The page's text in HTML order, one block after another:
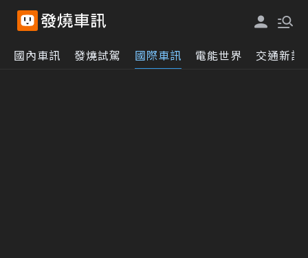
國內車訊 發燒試駕 國際車訊 電能世界 交通新訊